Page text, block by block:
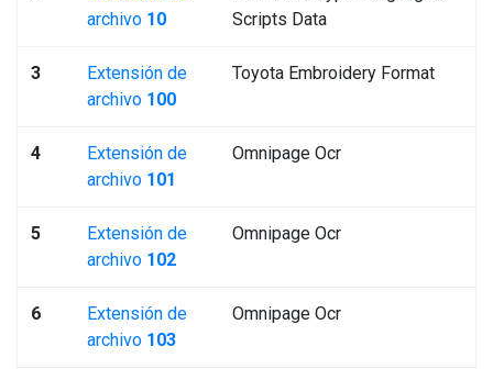
archivo 10
Scripts Data
3
Extensión de
archivo 100
Toyota Embroidery Format
4
Extensión de
archivo 101
Omnipage Ocr
5
Extensión de
archivo 102
Omnipage Ocr
6
Extensión de
archivo 103
Omnipage Ocr